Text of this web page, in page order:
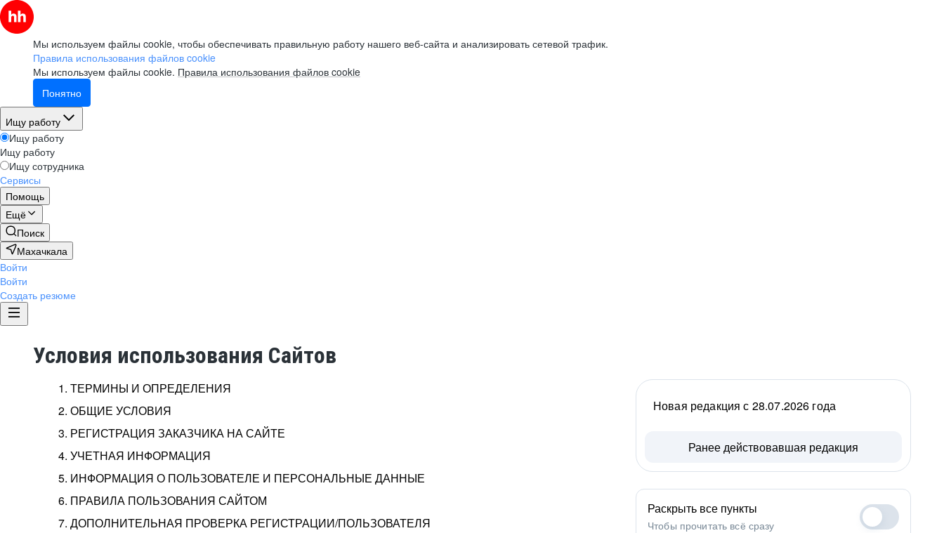
Мы используем файлы cookie, чтобы обеспечивать правильную работу нашего веб-сайта и анализировать сетевой трафик.
Правила использования файлов cookie
Мы используем файлы cookie. Правила использования файлов cookie
Понятно
Ищу работу
Ищу работу
Ищу работу
Ищу сотрудника
Сервисы
Помощь
Ещё
Поиск
Махачкала
Войти
Войти
Создать резюме
Условия использования Сайтов
1. ТЕРМИНЫ И ОПРЕДЕЛЕНИЯ
2. ОБЩИЕ УСЛОВИЯ
3. РЕГИСТРАЦИЯ ЗАКАЗЧИКА НА САЙТЕ
4. УЧЕТНАЯ ИНФОРМАЦИЯ
5. ИНФОРМАЦИЯ О ПОЛЬЗОВАТЕЛЕ И ПЕРСОНАЛЬНЫЕ ДАННЫЕ
6. ПРАВИЛА ПОЛЬЗОВАНИЯ САЙТОМ
7. ДОПОЛНИТЕЛЬНАЯ ПРОВЕРКА РЕГИСТРАЦИИ/ПОЛЬЗОВАТЕЛЯ
Новая редакция с 28.07.2026 года
Ранее действовавшая редакция
Раскрыть все пункты
Чтобы прочитать всё сразу